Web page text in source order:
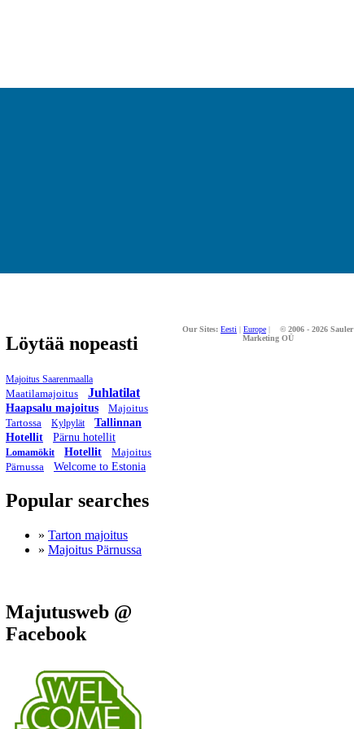
Löytää nopeasti
Majoitus Saarenmaalla
Maatilamajoitus Juhlatilat
Haapsalu majoitus
Majoitus
Tartossa
Kylpylät
Tallinnan
Hotellit
Pärnu hotellit
Lomamökit Hotellit
Majoitus
Pärnussa
Welcome to Estonia
Popular searches
» Tarton majoitus
» Majoitus Pärnussa
Majutusweb @
Facebook
Our Sites: Eesti | Europe | © 2006 - 2026 Sauler
Marketing OÜ